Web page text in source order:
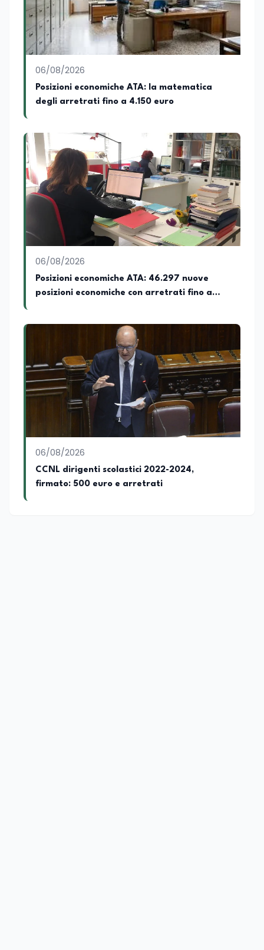
06/08/2026
Posizioni economiche ATA: la matematica
degli arretrati fino a 4.150 euro
06/08/2026
Posizioni economiche ATA: 46.297 nuove
posizioni economiche con arretrati fino a
06/08/2026
CCNL dirigenti scolastici 2022-2024,
firmato: 500 euro e arretrati